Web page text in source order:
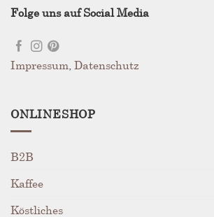
Folge uns auf Social Media
Impressum Datenschutz
ONLINESHOP
B2B
Kaffee
Köstliches